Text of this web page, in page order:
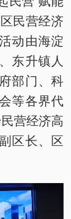
民营经济
动由海淀
东升镇人
部门、科
等各界代
营经济高
区长、区